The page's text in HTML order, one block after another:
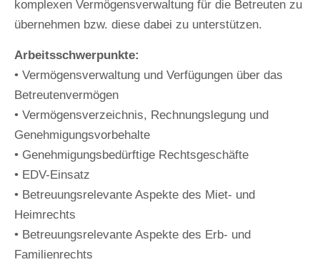
komplexen Vermögensverwaltung für die Betreuten zu
übernehmen bzw. diese dabei zu unterstützen.
Arbeitsschwerpunkte:
• Vermögensverwaltung und Verfügungen über das
Betreutenvermögen
• Vermögensverzeichnis, Rechnungslegung und
Genehmigungsvorbehalte
• Genehmigungsbedürftige Rechtsgeschäfte
• EDV-Einsatz
• Betreuungsrelevante Aspekte des Miet- und
Heimrechts
• Betreuungsrelevante Aspekte des Erb- und
Familienrechts